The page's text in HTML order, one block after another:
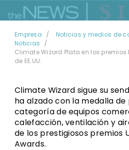
Empresa
Noticias y medios de
Noticias
Climate Wizard Plata en los premios
de EE.UU.
Climate Wizard sigue su
ha alzado con la medalla
categoría de equipos
calefacción, ventilación y
de los prestigiosos premios
Awards.